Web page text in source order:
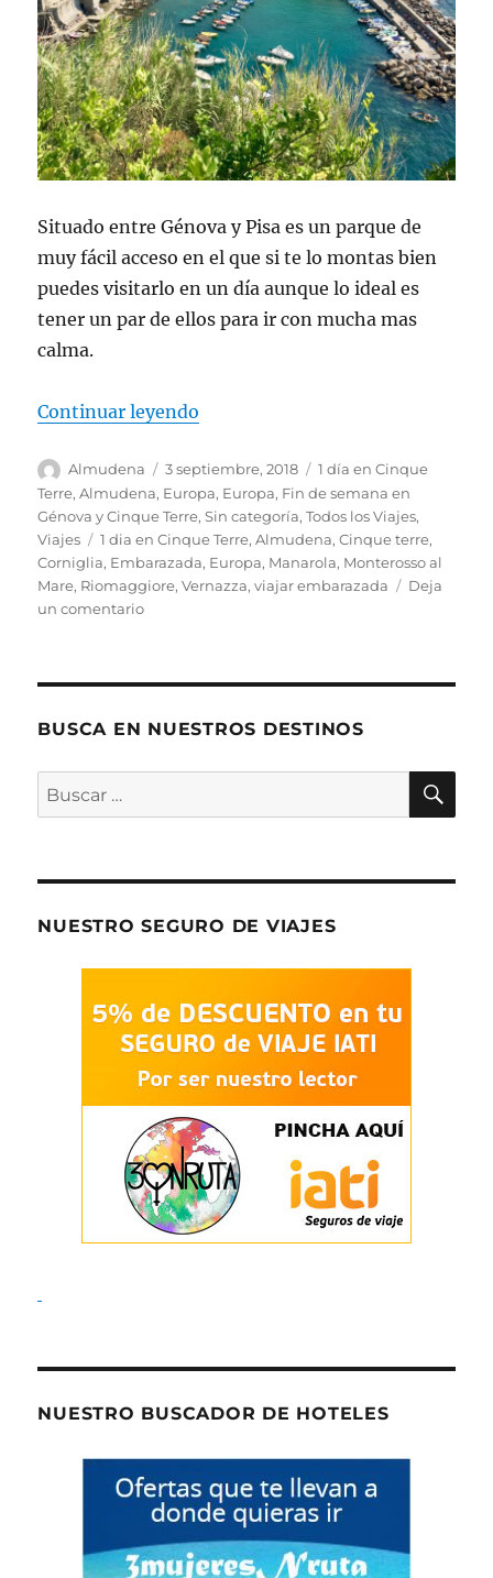
Situado entre Génova y Pisa es un parque de
muy fácil acceso en el que si te lo montas bien
puedes visitarlo en un día aunque lo ideal es
tener un par de ellos para ir con mucha mas
calma.
Continuar leyendo
Autor
Almudena
Publicado
el
3 septiembre, 2018 Categorías
1 día en Cinque
Terre,Almudena, Europa, Europa, Fin de semana en
Génova y Cinque Terre,Sin categoría,Todos los Viajes,
Viajes
Etiquetas
1 dia en Cinque Terre,Almudena,Cinque terre,
Corniglia, Embarazada, Europa, Manarola, Monterosso al
Mare, Riomaggiore,Vernazza,viajar embarazada
Deja
un comentarioen
Terre
BUSCA EN NUESTROS DESTINOS
Buscar
por:
NUESTRO SEGURO DE VIAJES
NUESTRO BUSCADOR DE HOTELES